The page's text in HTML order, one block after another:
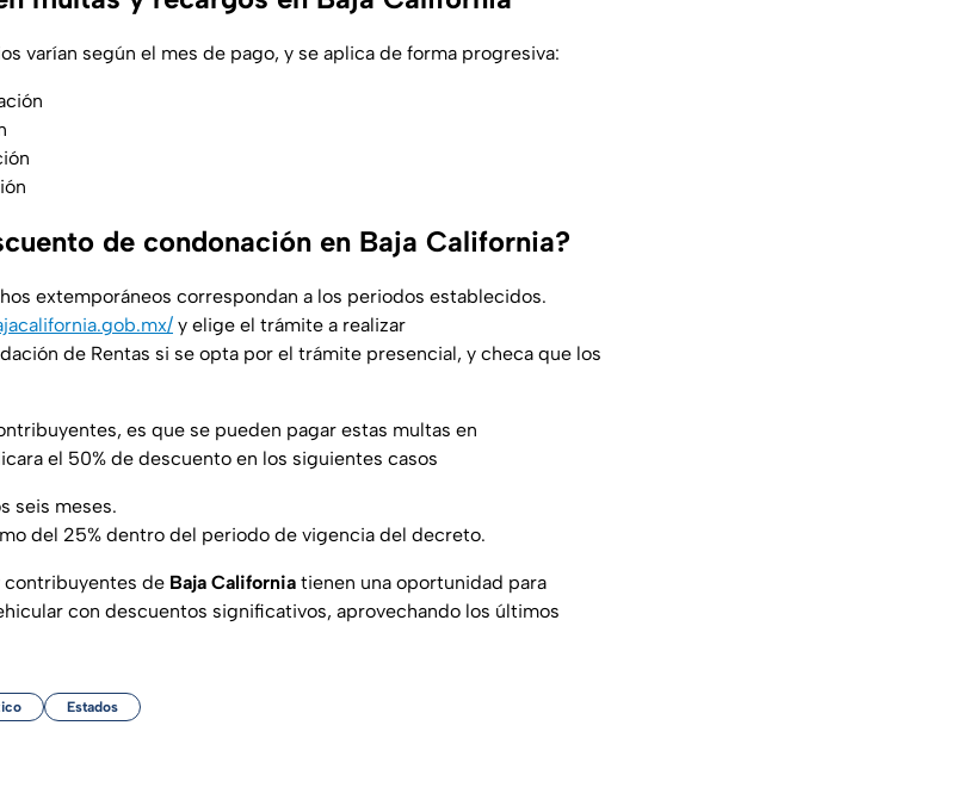
varían según el mes de pago, y se aplica de forma progresiva:
de condonación en Baja California?
extemporáneos correspondan a los periodos establecidos.
y elige el trámite a realizar
de Rentas si se opta por el trámite presencial, y checa que los
es que se pueden pagar estas multas en
el 50% de descuento en los siguientes casos
seis meses.
del 25% dentro del periodo de vigencia del decreto.
contribuyentes de Baja California tienen una oportunidad para
con descuentos significativos, aprovechando los últimos
Estados